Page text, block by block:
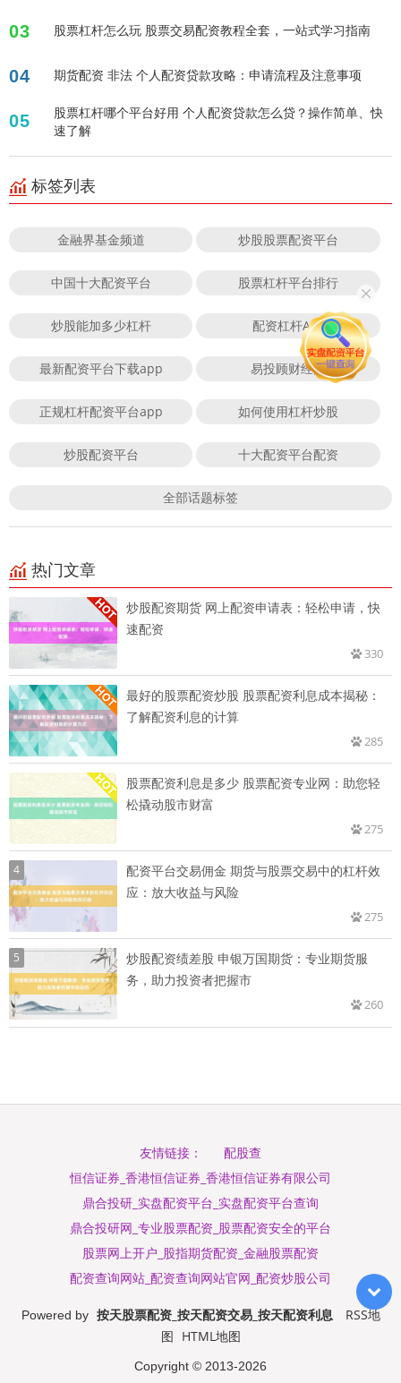
03 股票杠杆怎么玩 股票交易配资教程全套，一站式学习指南
04 期货配资 非法 个人配资贷款攻略：申请流程及注意事项
05
股票杠杆哪个平台好用 个人配资贷款怎么贷？操作简单、快
速了解
标签列表
金融界基金频道 炒股股票配资平台
中国十大配资平台 股票杠杆平台排行
炒股能加多少杠杆 配资杠杆APP
最新配资平台下载app 易投顾财经网
正规杠杆配资平台app 如何使用杠杆炒股
炒股配资平台 十大配资平台配资
全部话题标签
热门文章
炒股配资期货 网上配资申请表：轻松申请，快
速配资
330
最好的股票配资炒股 股票配资利息成本揭秘：
了解配资利息的计算
285
股票配资利息是多少 股票配资专业网：助您轻
松撬动股市财富
275
4
配资平台交易佣金 期货与股票交易中的杠杆效
应：放大收益与风险
275
5
炒股配资绩差股 申银万国期货：专业期货服
务，助力投资者把握市
260
友情链接：
配股查
恒信证券_香港恒信证券_香港恒信证券有限公司
鼎合投研_实盘配资平台_实盘配资平台查询
鼎合投研网_专业股票配资_股票配资安全的平台
股票网上开户_股指期货配资_金融股票配资
配资查询网站_配资查询网站官网_配资炒股公司
Powered by 按天股票配资_按天配资交易_按天配资利息
RSS地
图 HTML地图
Copyright © 2013-2026